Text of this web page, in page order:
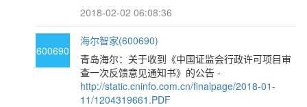
2018-02-02 06:08:36
600690
海尔智家(600690)
青岛海尔：关于收到《中国证监会行政许可项目审
查一次反馈意见通知书》的公告 -
http://static.cninfo.com.cn/finalpage/2018-01-
11/1204319661.PDF